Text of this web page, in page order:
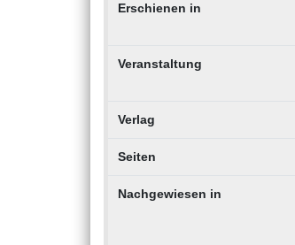
Erschienen in
Veranstaltung
Verlag
Seiten
Nachgewiesen in